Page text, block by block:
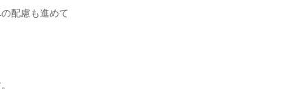
配慮も進めて